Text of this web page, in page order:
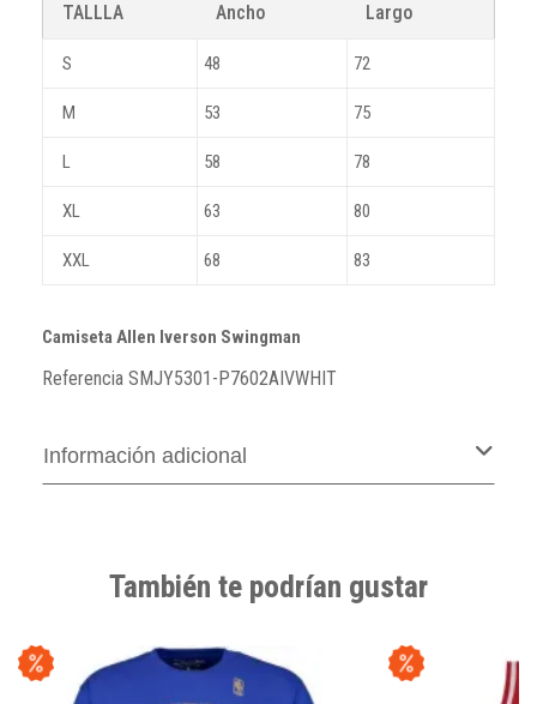
TALLLA Ancho Largo
S 48 72
M 53 75
L 58 78
XL 63 80
XXL 68 83
Camiseta Allen Iverson Swingman
Referencia SMJY5301-P7602AIVWHIT
Información adicional
También te podrían gustar